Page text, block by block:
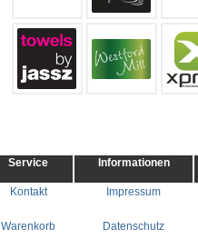
Service Informationen
Kontakt Impressum
Warenkorb Datenschutz